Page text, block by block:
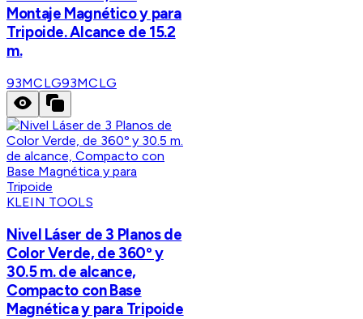
Montaje Magnético y para
Tripoide. Alcance de 15.2
m.
93MCLG93MCLG
KLEIN TOOLS
Nivel Láser de 3 Planos de
Color Verde, de 360º y
30.5 m. de alcance,
Compacto con Base
Magnética y para Tripoide